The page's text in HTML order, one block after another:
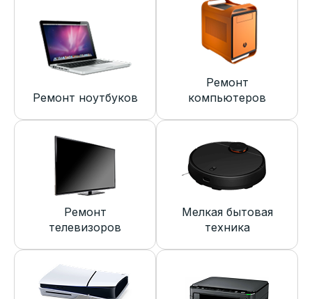
Ремонт ноутбуков
Ремонт
компьютеров
Ремонт
телевизоров
Мелкая бытовая
техника